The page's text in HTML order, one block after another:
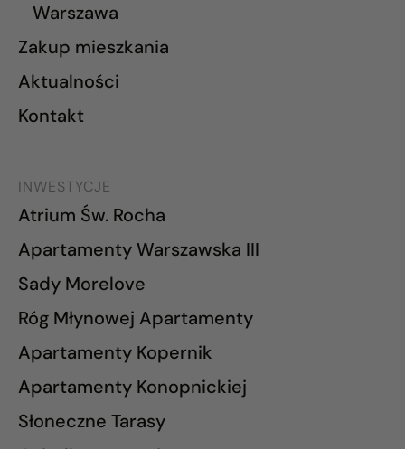
Warszawa
Zakup mieszkania
Aktualności
Kontakt
INWESTYCJE
Atrium Św. Rocha
Apartamenty Warszawska III
Sady Morelove
Róg Młynowej Apartamenty
Apartamenty Kopernik
Apartamenty Konopnickiej
Słoneczne Tarasy